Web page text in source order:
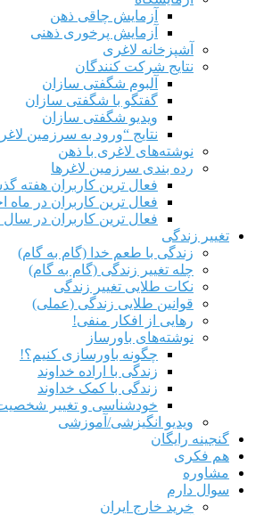
آزمایش چاقی ذهن
آزمایش پرخوری ذهنی
آشپزخانه لاغری
نتایج شرکت کنندگان
آلبوم شگفتی سازان
گفتگو با شگفتی سازان
ویدیو شگفتی سازان
نتایج “ورود به سرزمین
نوشته‌های لاغری با ذهن
رده بندی سرزمین لاغرها
فعال ترین کاربران هفته
فعال ترین کاربران در ماه
فعال ترین کاربران در سال
تغییر زندگی
زندگی با طعم خدا (گام به گام)
چله تغییر زندگی (گام به گام)
نکات طلایی تغییر زندگی
قوانین طلایی زندگی (عملی)
رهایی از افکار منفی!
نوشته‌های باورساز
چگونه باورسازی کنیم؟!
زندگی با اراده خداوند
زندگی با کمک خداوند
خودشناسی و تغییر
ویدیو انگیزشی/آموزشی
گنجینه رایگان
هم‌ فکری
مشاوره
سوال دارم
خرید خارج ایران